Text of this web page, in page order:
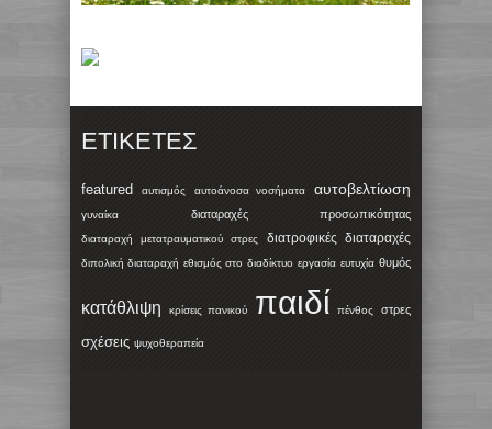
ΕΤΙΚΈΤΕΣ
featured αυτισμός αυτοάνοσα νοσήματα αυτοβελτίωση
γυναίκα διαταραχές προσωπικότητας
διαταραχή μετατραυματικού στρες διατροφικές διαταραχές
διπολική διαταραχή εθισμός στο διαδίκτυο εργασία ευτυχία θυμός
κατάθλιψη κρίσεις πανικού παιδί πένθος στρες
σχέσεις ψυχοθεραπεία